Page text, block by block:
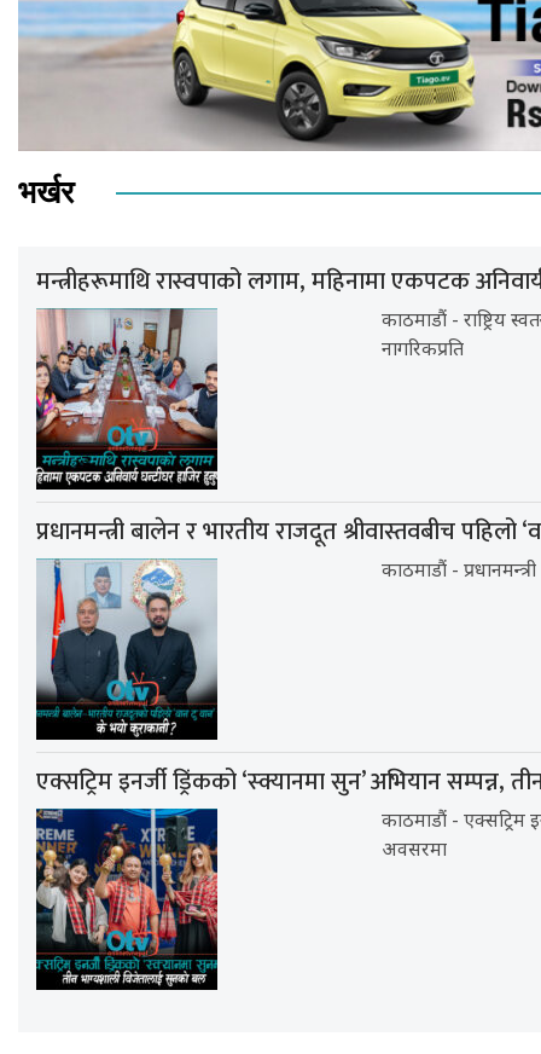
भर्खर
मन्त्रीहरूमाथि रास्वपाको लगाम, महिनामा एकपटक
काठमाडौं - राष्ट्रिय
नागरिकप्रति
प्रधानमन्त्री बालेन र भारतीय राजदूत श्रीवास्तवबीच
काठमाडौं -
एक्सट्रिम इनर्जी ड्रिंकको ‘स्क्यानमा सुन’ अभियान सम्पन्न,
काठमाडौं - एक्सट्रिम
अवसरमा